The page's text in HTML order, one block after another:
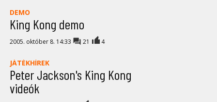
DEMO
King Kong demo
2005. október 8. 14:33 21 4
JÁTÉKHÍREK
Peter Jackson's King Kong
videók